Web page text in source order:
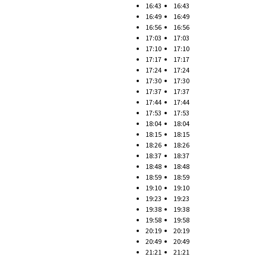
16:43
16:49
16:56
17:03
17:10
17:17
17:24
17:30
17:37
17:44
17:53
18:04
18:15
18:26
18:37
18:48
18:59
19:10
19:23
19:38
19:58
20:19
20:49
21:21
16:43
16:49
16:56
17:03
17:10
17:17
17:24
17:30
17:37
17:44
17:53
18:04
18:15
18:26
18:37
18:48
18:59
19:10
19:23
19:38
19:58
20:19
20:49
21:21